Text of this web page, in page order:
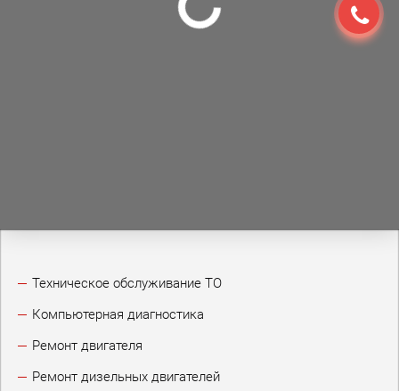
Техническое обслуживание ТО
Компьютерная диагностика
Ремонт двигателя
Ремонт дизельных двигателей